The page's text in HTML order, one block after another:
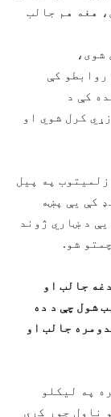
هغه هم جالب
شوی،
کې
کې د
کرل شوي او
په پیل
کې یې پښه
د ښاري ژوند
شو.
جالب او
شول چې د ده
جالب او
په لیکلو
ناول جوړ کړی